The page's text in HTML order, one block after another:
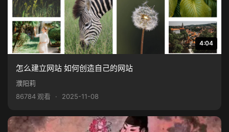
4:04
怎么建立网站 如何创造自己的网站
濮阳莉
86784 观看
· 2025-11-08